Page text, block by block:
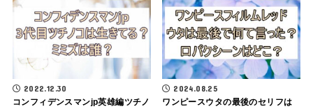
2022.12.30
コンフィデンスマンjp英雄編ツチノ
2024.08.25
ワンピースウタの最後のセリフは